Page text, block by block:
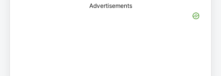
Advertisements